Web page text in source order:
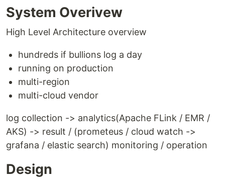
System Overivew
High Level Architecture overview
hundreds if bullions log a day
running on production
multi-region
multi-cloud vendor
log collection -> analytics(Apache FLink / EMR /
AKS) -> result / (prometeus / cloud watch ->
grafana / elastic search) monitoring / operation
Design